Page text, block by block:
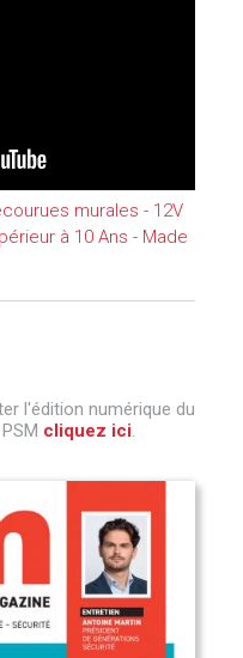
murales - 12V
à 10 Ans - Made
l'édition numérique du
cliquez ici.